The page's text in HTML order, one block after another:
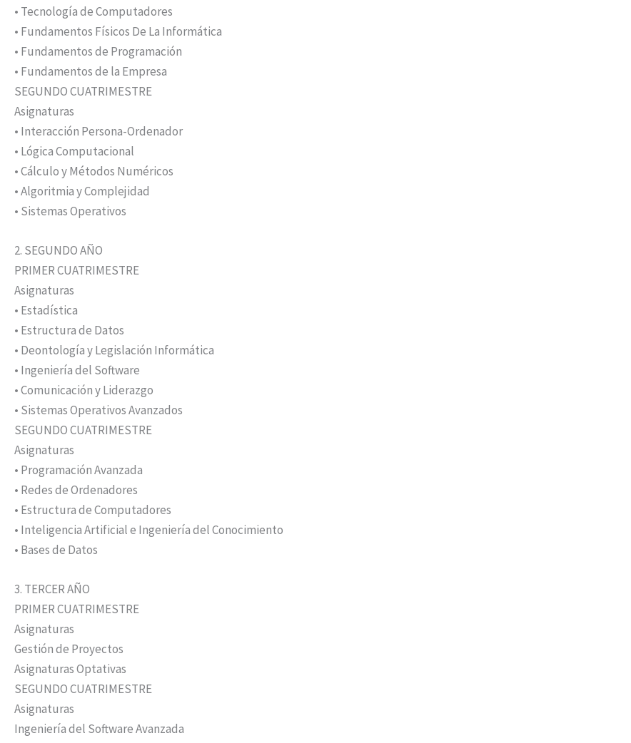
• Tecnología de Computadores
• Fundamentos Físicos De La Informática
• Fundamentos de Programación
• Fundamentos de la Empresa
SEGUNDO CUATRIMESTRE
Asignaturas
• Interacción Persona-Ordenador
• Lógica Computacional
• Cálculo y Métodos Numéricos
• Algoritmia y Complejidad
• Sistemas Operativos
2. SEGUNDO AÑO
PRIMER CUATRIMESTRE
Asignaturas
• Estadística
• Estructura de Datos
• Deontología y Legislación Informática
• Ingeniería del Software
• Comunicación y Liderazgo
• Sistemas Operativos Avanzados
SEGUNDO CUATRIMESTRE
Asignaturas
• Programación Avanzada
• Redes de Ordenadores
• Estructura de Computadores
• Inteligencia Artificial e Ingeniería del Conocimiento
• Bases de Datos
3. TERCER AÑO
PRIMER CUATRIMESTRE
Asignaturas
Gestión de Proyectos
Asignaturas Optativas
SEGUNDO CUATRIMESTRE
Asignaturas
Ingeniería del Software Avanzada